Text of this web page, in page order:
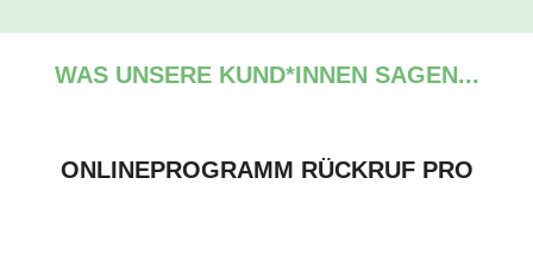
WAS UNSERE KUND*INNEN SAGEN...
ONLINEPROGRAMM RÜCKRUF PRO